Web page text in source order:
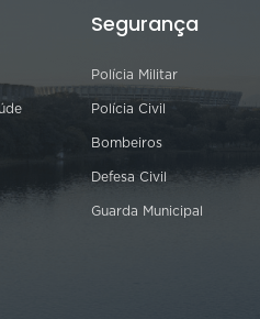
Segurança
Polícia Militar
Polícia Civil
Bombeiros
Defesa Civil
Guarda Municipal